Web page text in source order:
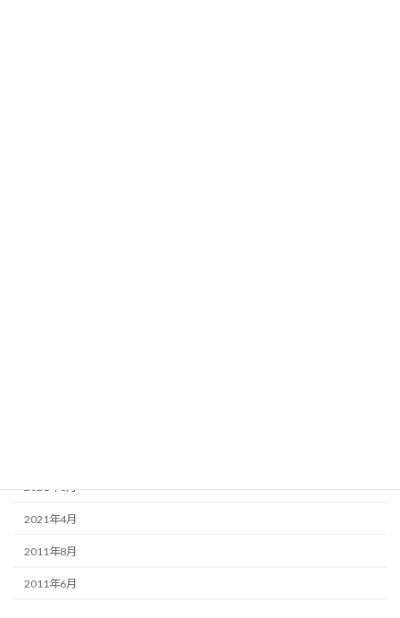
2021年6月
2021年4月
2011年8月
2011年6月